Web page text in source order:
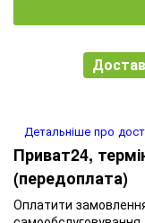
Детальніше про
Приват24,
(передоплата)
Оплатити